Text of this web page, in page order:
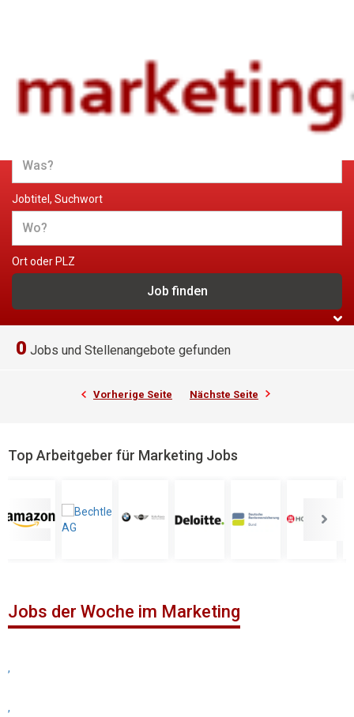
Jobs und Stellenangebote im
Marketing
Jobtitel, Suchwort
Ort oder PLZ
0 Jobs und Stellenangebote gefunden
Vorherige Seite Nächste Seite
Top Arbeitgeber für Marketing Jobs
Jobs der Woche im Marketing
,
,